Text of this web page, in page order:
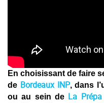
En choisissant de faire
de Bordeaux INP, dans
ou au sein de La